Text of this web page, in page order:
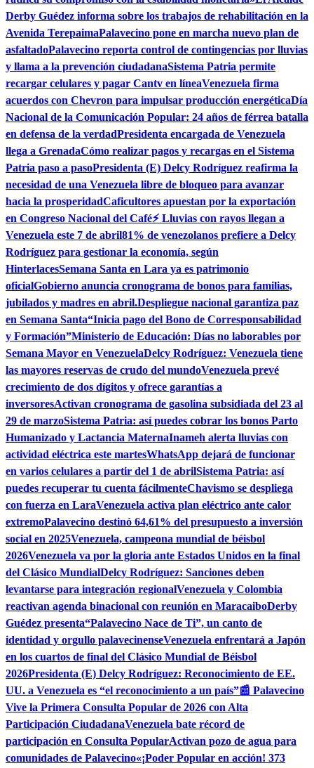
Derby Guédez informa sobre los trabajos de rehabilitación en la
Avenida TerepaimaPalavecino pone en marcha nuevo plan de
asfaltadoPalavecino reporta control de contingencias por lluvias
y llama a la prevención ciudadanaSistema Patria permite
recargar celulares y pagar Cantv en líneaVenezuela firma
acuerdos con Chevron para impulsar producción energéticaDía
Nacional de la Comunicación Popular: 24 años de férrea batalla
en defensa de la verdadPresidenta encargada de Venezuela
llega a GrenadaCómo realizar pagos y recargas en el Sistema
Patria paso a pasoPresidenta (E) Delcy Rodríguez reafirma la
necesidad de una Venezuela libre de bloqueo para avanzar
hacia la prosperidadCaficultores apuestan por la exportación
en Congreso Nacional del Café⚡ Lluvias con rayos llegan a
Venezuela este 7 de abril81% de venezolanos prefiere a Delcy
Rodríguez para gestionar la economía, según
HinterlacesSemana Santa en Lara ya es patrimonio
oficialGobierno anuncia cronograma de bonos para familias,
jubilados y madres en abril.Despliegue nacional garantiza paz
en Semana Santa“Inicia pago del Bono de Corresponsabilidad
y Formación”Ministerio de Educación: Días no laborables por
Semana Mayor en VenezuelaDelcy Rodríguez: Venezuela tiene
las mayores reservas de crudo del mundoVenezuela prevé
crecimiento de dos dígitos y ofrece garantías a
inversoresActivan cronograma de gasolina subsidiada del 23 al
29 de marzoSistema Patria: así puedes cobrar los bonos Parto
Humanizado y Lactancia MaternaInameh alerta lluvias con
actividad eléctrica este martesWhatsApp dejará de funcionar
en varios celulares a partir del 1 de abrilSistema Patria: así
puedes recuperar tu cuenta fácilmenteChavismo se despliega
con fuerza en LaraVenezuela activa plan eléctrico ante calor
extremoPalavecino destinó 64,61% del presupuesto a inversión
social en 2025Venezuela, campeona mundial de béisbol
2026Venezuela va por la gloria ante Estados Unidos en la final
del Clásico MundialDelcy Rodríguez: Sanciones deben
levantarse para integración regionalVenezuela y Colombia
reactivan agenda binacional con reunión en MaracaiboDerby
Guédez presenta“Palavecino Nace de Ti”, un canto de
identidad y orgullo palavecinenseVenezuela enfrentará a Japón
en los cuartos de final del Clásico Mundial de Béisbol
2026Presidenta (E) Delcy Rodríguez: Reconocimiento de EE.
UU. a Venezuela es “el reconocimiento a un país”📰 Palavecino
Vive la Primera Consulta Popular de 2026 con Alta
Participación CiudadanaVenezuela bate récord de
participación en Consulta PopularActivan pozo de agua para
comunidades de Palavecino«¡Poder Popular en acción! 373